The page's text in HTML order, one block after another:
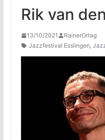
Rik van
13/10/2021
RainerOrtag
Jazzfestival Esslingen,